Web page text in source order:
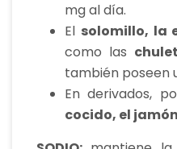
mg al día.
El solomillo, la
como las
también poseen
En derivados,
cocido, el